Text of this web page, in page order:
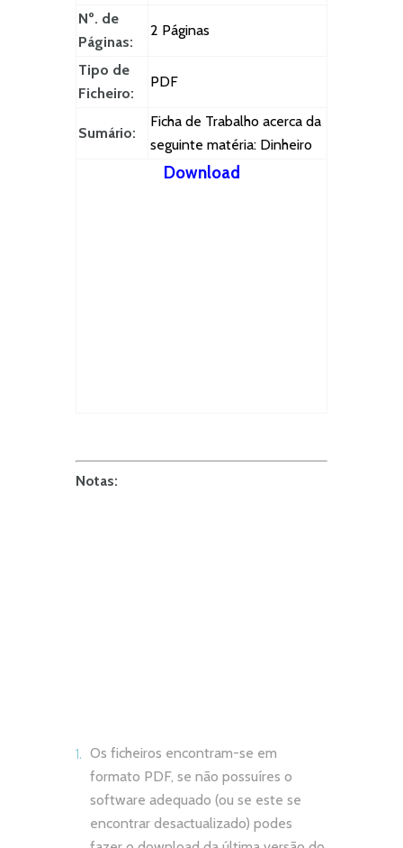
Nº. de
Páginas:
2 Páginas
Tipo de
Ficheiro:
PDF
Sumário:
Ficha de Trabalho acerca da
seguinte matéria: Dinheiro
Download
Notas:
Os ficheiros encontram-se em
formato PDF, se não possuíres o
software adequado (ou se este se
encontrar desactualizado) podes